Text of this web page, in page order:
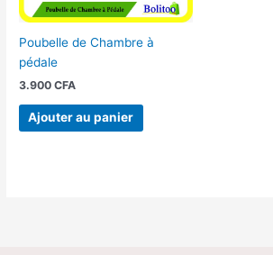
Poubelle de Chambre à
pédale
3.900CFA
Ajouter au panier